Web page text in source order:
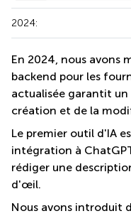
2024:
En 2024, nous avons
backend pour les
actualisée garantit un
création et de la
Le premier outil d'IA
intégration à
rédiger une
d'œil.
Nous avons introduit